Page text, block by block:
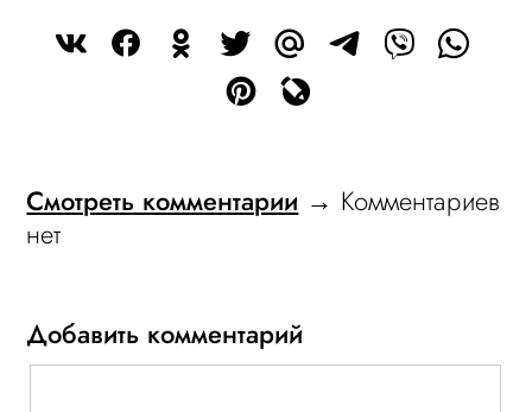
Смотреть комментарии → Комментариев
нет
Добавить комментарий